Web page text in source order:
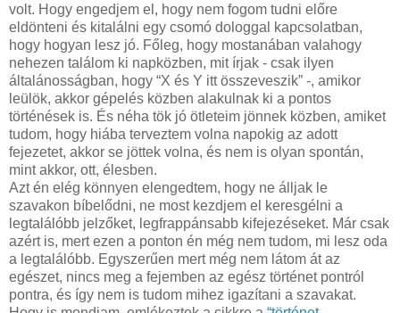
volt. Hogy engedjem el, hogy nem fogom tudni előre
eldönteni és kitalálni egy csomó dologgal kapcsolatban,
hogy hogyan lesz jó. Főleg, hogy mostanában valahogy
nehezen találom ki napközben, mit írjak - csak ilyen
általánosságban, hogy “X és Y itt összeveszik” -, amikor
leülök, akkor gépelés közben alakulnak ki a pontos
történések is. És néha tök jó ötleteim jönnek közben, amiket
tudom, hogy hiába terveztem volna napokig az adott
fejezetet, akkor se jöttek volna, és nem is olyan spontán,
mint akkor, ott, élesben.
Azt én elég könnyen elengedtem, hogy ne álljak le
szavakon bíbelődni, ne most kezdjem el keresgélni a
legtalálóbb jelzőket, legfrappánsabb kifejezéseket. Már csak
azért is, mert ezen a ponton én még nem tudom, mi lesz oda
a legtalálóbb. Egyszerűen mert még nem látom át az
egészet, nincs meg a fejemben az egész történet pontról
pontra, és így nem is tudom mihez igazítani a szavakat.